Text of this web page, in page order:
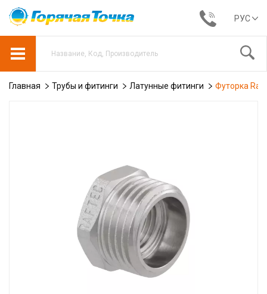
РУС
Главная Трубы и фитинги Латунные фитинги Футорка